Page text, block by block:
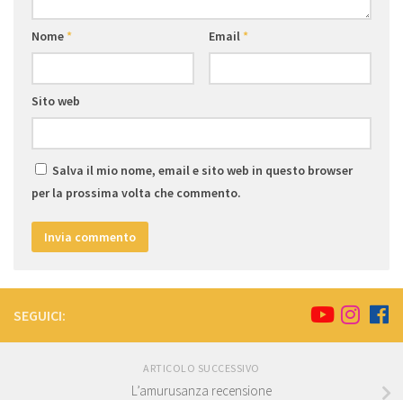
Nome* Email *
Sito web
Salva il mio nome, email e sito web in questo browser
per la prossima volta che commento.
SEGUICI:
ARTICOLO SUCCESSIVO
L’amurusanza recensione